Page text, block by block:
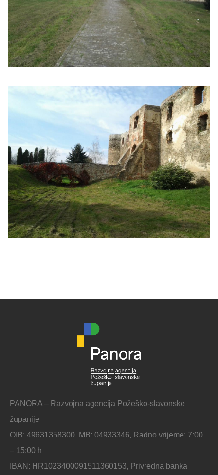
PANORA – Razvojna agencija Požeško-slavonske
županije
OIB: 49631358300, MB: 04933346, Radno vrijeme: 7:00
– 15:00 h
IBAN: HR1023400091511360153, Privredna banka